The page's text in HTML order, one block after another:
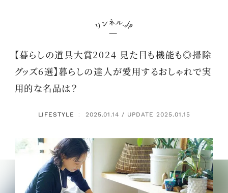
【暮らしの道具大賞2024 見た目も機能も◎掃除
グッズ6選】暮らしの達人が愛用するおしゃれで実
用的な名品は？
LIFESTYLE ： 2025.01.14 / UPDATE 2025.01.15